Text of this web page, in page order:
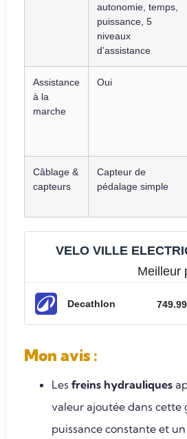
autonomie, temps,
puissance, 5
niveaux
d’assistance
Assistance
à la
marche
Oui
Câblage &
capteurs
Capteur de
pédalage simple
VELO VILLE
Meilleur
Decathlon
Mon avis :
Les freins hydrauliques
valeur ajoutée dans cette
puissance constante et